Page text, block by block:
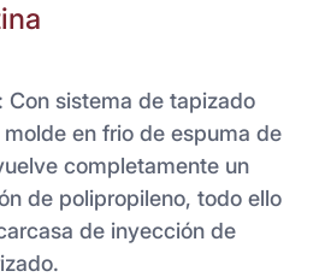
Con sistema de tapizado
molde en frio de espuma de
completamente un
de polipropileno, todo ello
de inyección de